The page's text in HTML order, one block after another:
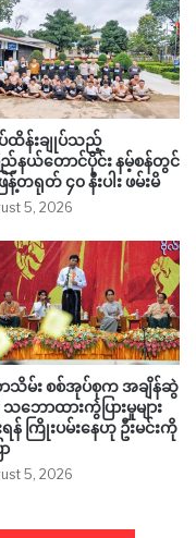
ထိန်းချုပ်သည့်
ည်နယ်တောင်ပိုင်း နမ့်စန်တွင်
ြန့်တရုတ် ၄၀ နီးပါး ဖမ်းမိ
5, 2026
သိမ်း စစ်အုပ်စုက အချိန်ဆွဲ
ဘောထားကွဲပြားမှုများ
န် ကြိုးပမ်းနေဟု ဦးမင်းကို
5, 2026